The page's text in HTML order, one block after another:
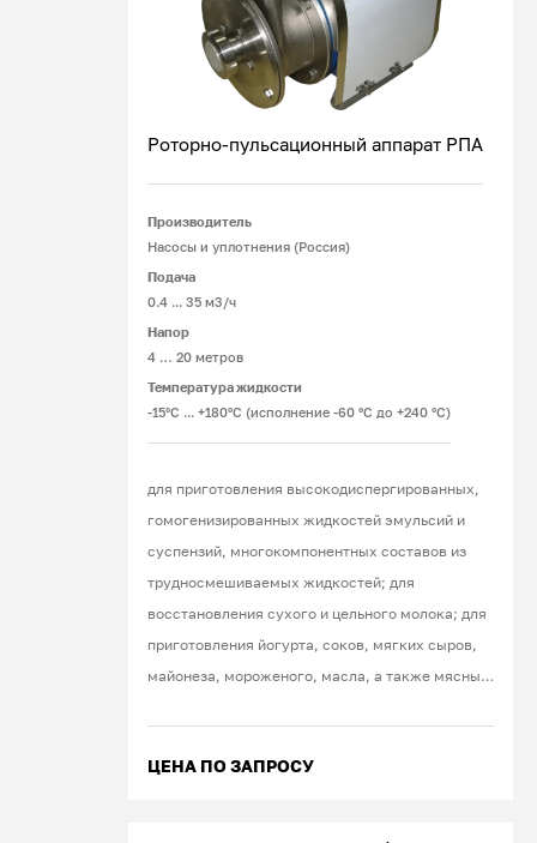
Роторно-пульсационный аппарат РПА
Производитель
Насосы и уплотнения (Россия)
Подача
0.4 ... 35 м3/ч
Напор
4 … 20 метров
Температура жидкости
-15°С ... +180°С (исполнение -60 °С до +240 °С)
для приготовления высокодиспергированных,
гомогенизированных жидкостей эмульсий и
суспензий, многокомпонентных составов из
трудносмешиваемых жидкостей; для
восстановления сухого и цельного молока; для
приготовления йогурта, соков, мягких сыров,
майонеза, мороженого, масла, а также мясных,
ЦЕНА ПО ЗАПРОСУ